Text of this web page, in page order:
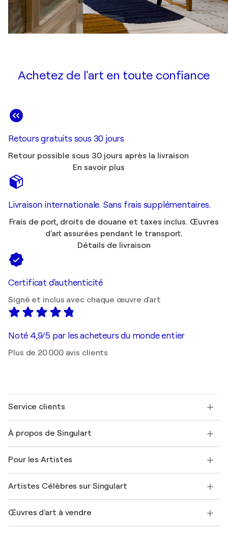
Achetez de l'art en toute confiance
Retours gratuits sous 30 jours
Retour possible sous 30 jours après la livraison
En savoir plus
Livraison internationale. Sans frais supplémentaires.
Frais de port, droits de douane et taxes inclus. Œuvres
d'art assurées pendant le transport.
Détails de livraison
Certificat d'authenticité
Signé et inclus avec chaque œuvre d'art
Noté 4,9/5 par les acheteurs du monde entier
Plus de 20 000 avis clients
Service clients
Expédition
Offrir une carte cadeau
Rejoignez notre programme commercial
Mon compte
+33 1 76 44 06 42
À propos de Singulart
FAQ
Magazine Singulart
Emplois
Découvrez une sélection d'art original
Pour les Artistes
Se connecter en tant qu'Artiste
Artistes Célèbres sur Singulart
Marc Chagall
Œuvres d'art à vendre